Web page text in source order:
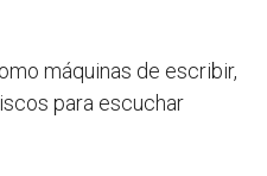
máquinas de escribir,
para escuchar